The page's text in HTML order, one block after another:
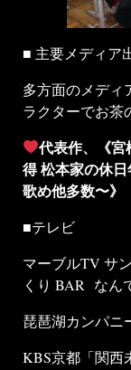
■ 主要メディア
多方面のメディ
ラクターでお茶
代表作、《宮
得 松本家の休
歌め他多数〜》
■テレビ
マーブルTV サ
くり BAR なん
琵琶湖カンパニ
KBS京都「関西